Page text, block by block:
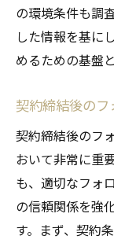
の環境条件も調
した情報を基に
めるための基盤
契約締結後の
契約締結後のフ
おいて非常に重
も、適切なフォ
の信頼関係を強
す。まず、契約